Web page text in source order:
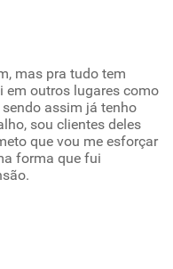
mas pra tudo tem
em outros lugares como
assim já tenho
sou clientes deles
que vou me esforçar
forma que fui